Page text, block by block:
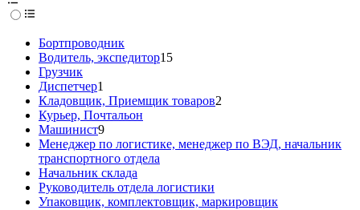
Бортпроводник
Водитель, экспедитор15
Грузчик
Диспетчер1
Кладовщик, Приемщик товаров2
Курьер, Почтальон
Машинист9
Менеджер по логистике, менеджер по ВЭД, начальник
транспортного отдела
Начальник склада
Руководитель отдела логистики
Упаковщик, комплектовщик, маркировщик